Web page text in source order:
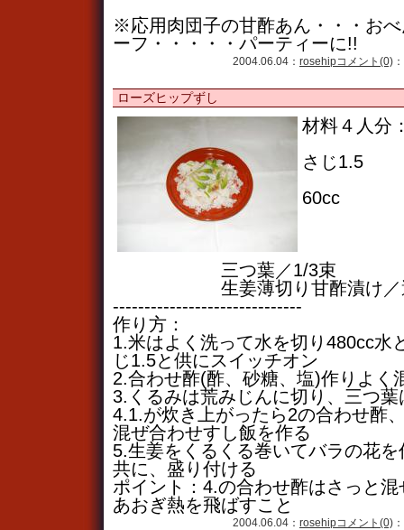
※応用肉団子の甘酢あん・・・お
ーフ・・・・・パーティーに!!
2004.06.04： rosehipコメント(0)
ローズヒップずし
材料４人分
さじ1.5
60cc
三つ葉／1/3束
生姜薄切り甘酢漬け／
------------------------------
作り方：
1.米はよく洗って水を切り480cc水
じ1.5と供にスイッチオン
2.合わせ酢(酢、砂糖、塩)作りよく
3.くるみは荒みじんに切り、三つ
4.1.が炊き上がったら2の合わせ酢
混ぜ合わせすし飯を作る
5.生姜をくるくる巻いてバラの花
共に、盛り付ける
ポイント：4.の合わせ酢はさっと
あおぎ熱を飛ばすこと
2004.06.04： rosehipコメント(0)